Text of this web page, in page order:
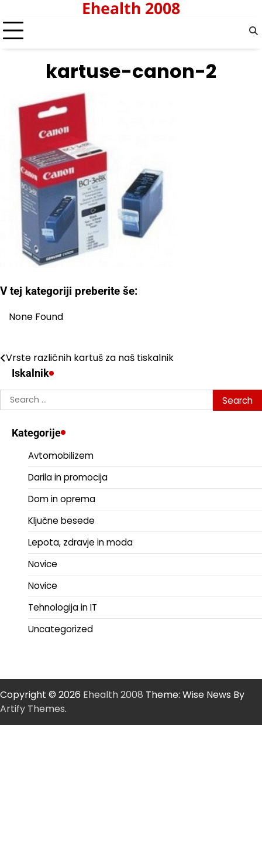
to
content
Ehealth 2008
kartuse-canon-2
V tej kategoriji preberite še:
None Found
Post
navigation
Vrste različnih kartuš za naš tiskalnik
Iskalnik
Search
for:
Kategorije
Avtomobilizem
Darila in promocija
Dom in oprema
Ključne besede
Lepota, zdravje in moda
Novice
Novice
Tehnologija in IT
Uncategorized
Copyright © 2026 Ehealth 2008 Theme: Wise News By
Artify Themes.